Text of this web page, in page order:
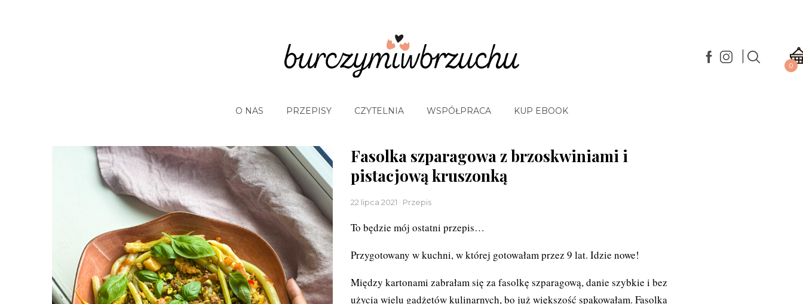
0
O NAS PRZEPISY CZYTELNIA WSPÓŁPRACA KUP EBOOK
Fasolka szparagowa z brzoskwiniami i
pistacjową kruszonką
22 lipca 2021 · Przepis
To będzie mój ostatni przepis…
Przygotowany w kuchni, w której gotowałam przez 9 lat. Idzie nowe!
Między kartonami zabrałam się za fasolkę szparagową, danie szybkie i bez
użycia wielu gadżetów kulinarnych, bo już większość spakowałam. Fasolka